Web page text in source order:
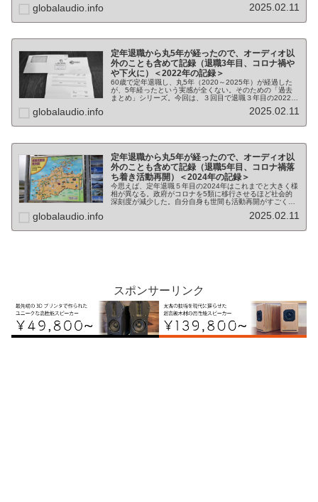
globalaudio.info 2025.02.11
定年退職から丸5年が経ったので、オーディオ以
外のことも含めて記録（退職3年目、コロナ禍や
や下火に）＜2022年の記録＞
60歳で定年退職し、丸5年（2020～2025年）が経過した
が、5年経ったという実感が全くない。そのための「過去
まとめ」シリーズ。今回は、３回目で退職３年目の2022年
globalaudio.info 2025.02.11
定年退職から丸5年が経ったので、オーディオ以
外のことも含めて記録（退職5年目、コロナ禍落
ち着き活動再開）＜2024年の記録＞
今思えば、定年退職５年目の2024年はこれまでと大きく様
相が異なる。政府がコロナを5類に移行させるほど社会的
深刻度が減少した。自分自身も世間も活動再開がすごく目
globalaudio.info 2025.02.11
スポンサーリンク